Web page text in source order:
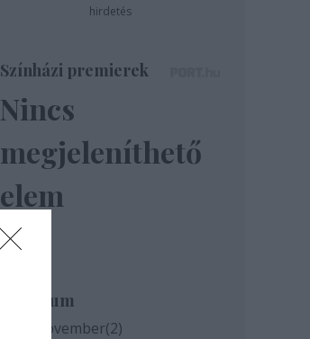
hirdetés
Színházi premierek
Nincs
megjeleníthető
elem
Archívum
2020 november(2)